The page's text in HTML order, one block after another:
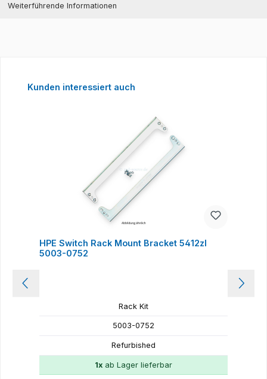
Weiterführende Informationen
Produktgalerie überspringen
Kunden interessiert auch
HPE Switch Rack Mount Bracket 5412zl
5003-0752
Rack Kit
5003-0752
Refurbished
1x ab Lager lieferbar